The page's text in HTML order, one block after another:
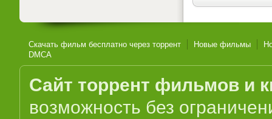
Скачать фильм бесплатно через торрент Новые фильмы
DMCA
Сайт торрент фильмов и
возможность без